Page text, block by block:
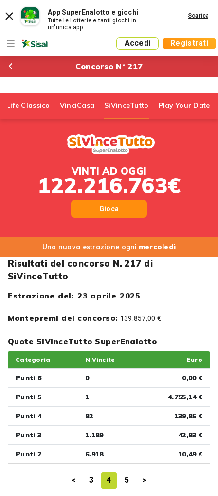
App SuperEnalotto e giochi
Tutte le Lotterie e tanti giochi in
un'unica app.
Scarica
Accedi Registrati
Concorso N° 217
Life Classico VinciCasa SiVinceTutto Play Your Date
VINTI AD OGGI
122.216.763€
Gioca
Una nuova estrazione ogni mercoledì
Risultati del concorso N. 217 di
SiVinceTutto
Estrazione del: 23 aprile 2025
Montepremi del concorso: 139.857,00 €
Quote SiVinceTutto SuperEnalotto
Categoria N.Vincite Euro
Punti 6 0 0,00 €
Punti 5 1 4.755,14 €
Punti 4 82 139,85 €
Punti 3 1.189 42,93 €
Punti 2 6.918 10,49 €
< 3 4 5 >